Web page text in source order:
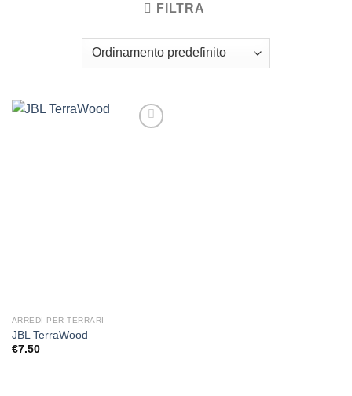
FILTRA
ARREDI PER TERRARI
JBL TerraWood
€7.50